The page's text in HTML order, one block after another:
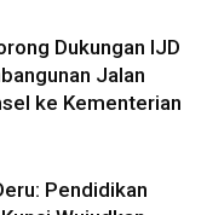
Dukungan IJD
Jalan
ke Kementerian
Pendidikan